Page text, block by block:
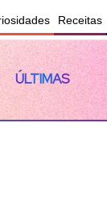
Receitas
ÚLTIMAS